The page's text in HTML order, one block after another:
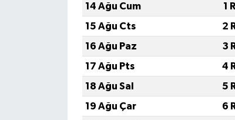
14 Ağu Cum
1
15 Ağu Cts
2
16 Ağu Paz
3
17 Ağu Pts
4
18 Ağu Sal
5
19 Ağu Çar
6